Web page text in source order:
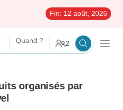
Fin: 12 août, 2026
Quand ? 2
organisés par